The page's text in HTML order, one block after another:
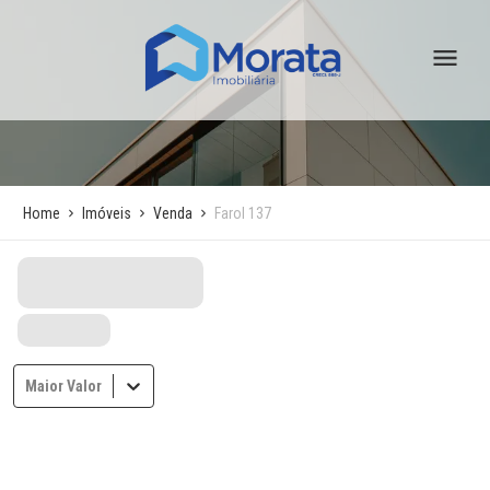
Home Imóveis Venda Farol 137
Maior Valor